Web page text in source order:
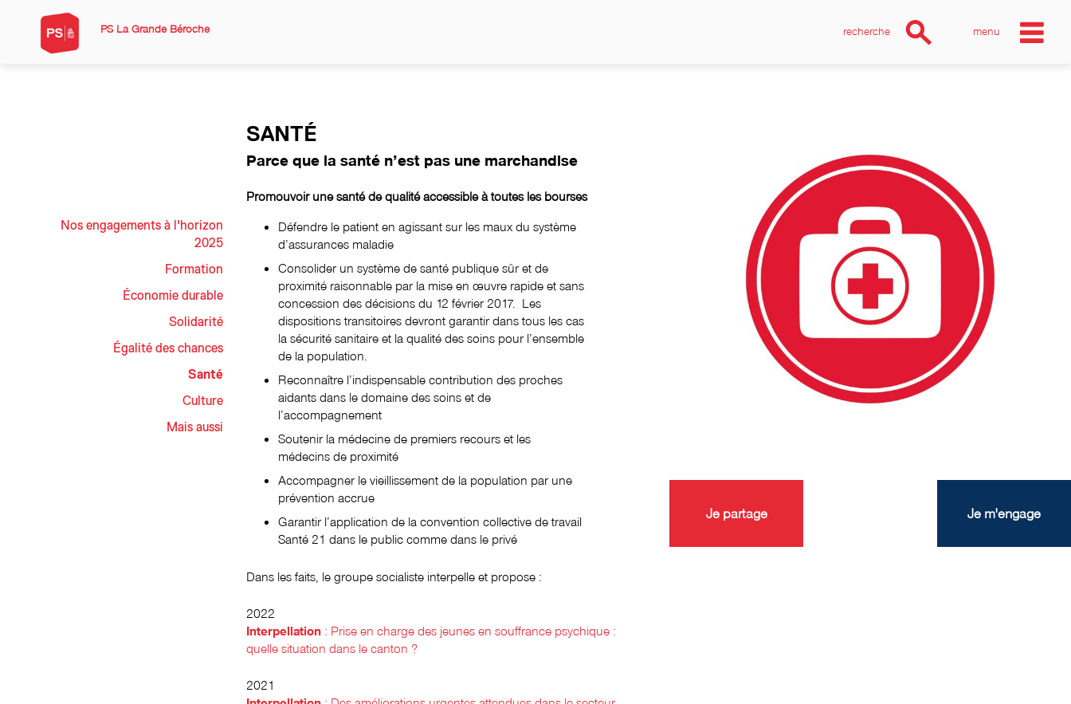
PS La Grande Béroche menu
recherche
Nos engagements à l'horizon
2025
Formation
Économie durable
Solidarité
Égalité des chances
Santé
Culture
Mais aussi
SANTÉ
Parce que la santé n’est pas une marchandise
Promouvoir une santé de qualité accessible à toutes les bourses
Défendre le patient en agissant sur les maux du système
d’assurances maladie
Consolider un système de santé publique sûr et de
proximité raisonnable par la mise en œuvre rapide et sans
concession des décisions du 12 février 2017. Les
dispositions transitoires devront garantir dans tous les cas
la sécurité sanitaire et la qualité des soins pour l’ensemble
de la population.
Reconnaître l’indispensable contribution des proches
aidants dans le domaine des soins et de
l’accompagnement
Soutenir la médecine de premiers recours et les
médecins de proximité
Accompagner le vieillissement de la population par une
prévention accrue
Garantir l’application de la convention collective de travail
Santé 21 dans le public comme dans le privé
Dans les faits, le groupe socialiste interpelle et propose :
2022
Interpellation : Prise en charge des jeunes en souffrance psychique :
quelle situation dans le canton ?
2021
Je partage Je m'engage